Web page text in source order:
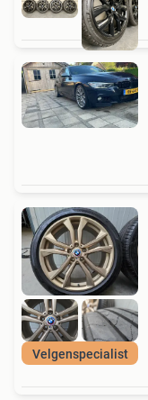
Velgenspecialist